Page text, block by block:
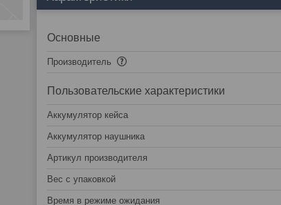
Основные
Производитель
Пользовательские характеристики
Аккумулятор кейса
Аккумулятор наушника
Артикул производителя
Вес с упаковкой
Время в режиме ожидания